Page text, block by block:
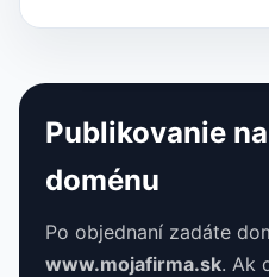
Publikovanie
doménu
Po objednaní zadáte
www.mojafirma.sk. Ak